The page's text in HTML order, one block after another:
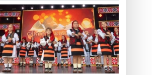
Literare”